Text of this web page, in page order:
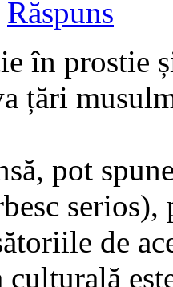
Răspuns
în prostie
țări
pot
de
culturală